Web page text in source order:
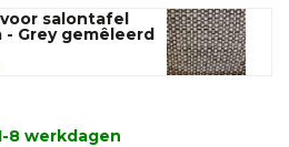
salontafel
- Grey gemêleerd
8 werkdagen